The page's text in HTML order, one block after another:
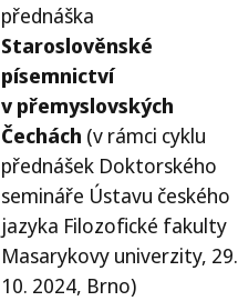
přednáška
Staroslověnské
písemnictví
v přemyslovských
Čechách (v rámci cyklu
přednášek Doktorského
semináře Ústavu českého
jazyka Filozofické fakulty
Masarykovy univerzity, 29.
10. 2024, Brno)